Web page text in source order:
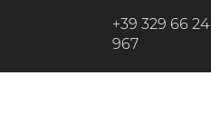
+39 329 66 24
967